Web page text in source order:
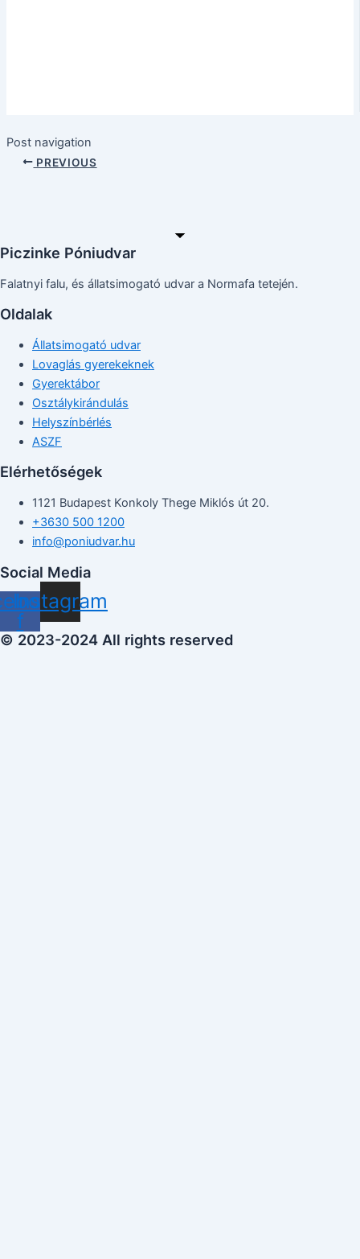
Post navigation
PREVIOUS
Piczinke Póniudvar
Falatnyi falu, és állatsimogató udvar a Normafa tetején.
Oldalak
Állatsimogató udvar
Lovaglás gyerekeknek
Gyerektábor
Osztálykirándulás
Helyszínbérlés
ASZF
Elérhetőségek
1121 Budapest Konkoly Thege Miklós út 20.
+3630 500 1200
info@poniudvar.hu
Social Media
f
Instagram
© 2023-2024 All rights reserved